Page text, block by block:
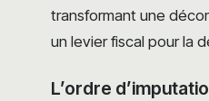
transformant une
un levier fiscal pour la
L’ordre